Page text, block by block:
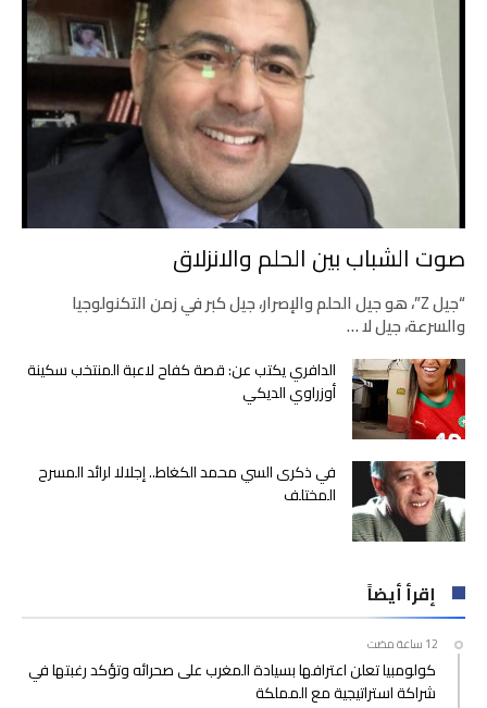
صوت الشباب بين الحلم والانزلاق
“جيل Z”، هو جيل الحلم والإصرار، جيل كبر في زمن التكنولوجيا
والسرعة، جيل لا …
الدافري يكتب عن: قصة كفاح لاعبة المنتخب سكينة
أوزراوي الديكي
في ذكرى السي محمد الكغاط.. إجلالا لرائد المسرح
المختلف
إقرأ أيضاً
كولومبيا تعلن اعترافها بسيادة المغرب على صحرائه وتؤكد رغبتها في
شراكة استراتيجية مع المملكة